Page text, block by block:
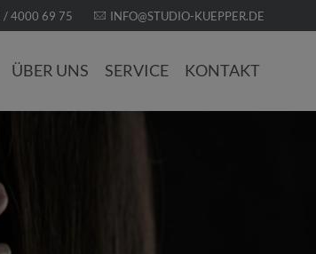
/ 4000 69 75 INFO@STUDIO-KUEPPER.DE
ÜBER UNS SERVICE KONTAKT